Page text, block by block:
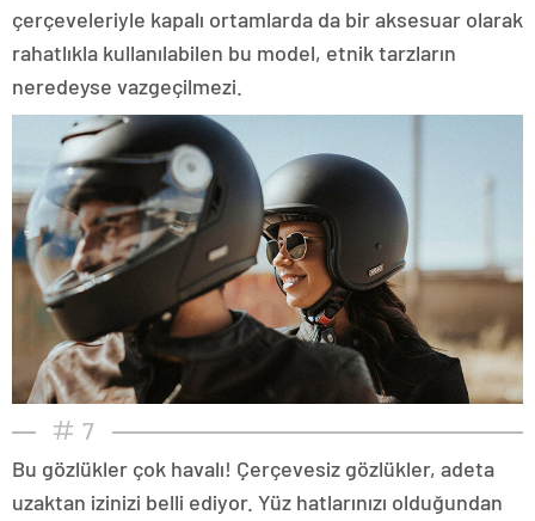
çerçeveleriyle kapalı ortamlarda da bir aksesuar olarak
rahatlıkla kullanılabilen bu model, etnik tarzların
neredeyse vazgeçilmezi.
7
Bu gözlükler çok havalı! Çerçevesiz gözlükler, adeta
uzaktan izinizi belli ediyor. Yüz hatlarınızı olduğundan